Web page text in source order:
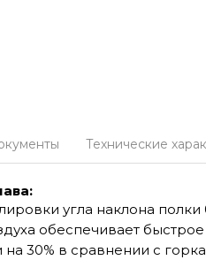
Технические
угла наклона полки
обеспечивает
30% в сравнении с